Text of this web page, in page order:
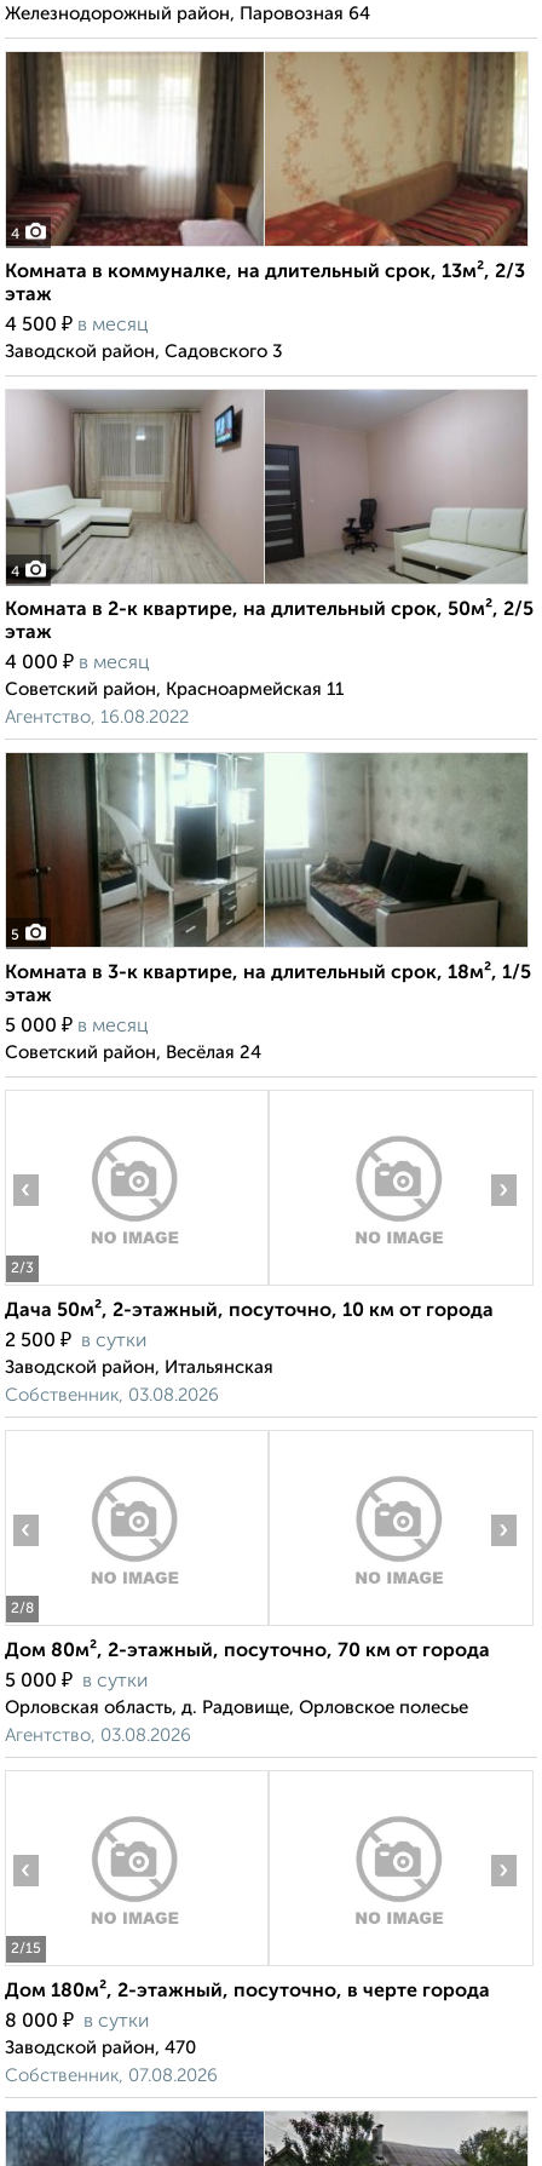
Железнодорожный район, Паровозная 64
4
Комната в коммуналке, на длительный срок, 13м², 2/3
этаж
4 500 ₽ в месяц
Заводской район, Садовского 3
4
Комната в 2-к квартире, на длительный срок, 50м², 2/5
этаж
4 000 ₽ в месяц
Советский район, Красноармейская 11
Агентство, 16.08.2022
5
Комната в 3-к квартире, на длительный срок, 18м², 1/5
этаж
5 000 ₽ в месяц
Советский район, Весёлая 24
2/3
‹ ›
Дача 50м², 2-этажный, посуточно, 10 км от города
2 500 ₽ в сутки
Заводской район, Итальянская
Собственник, 03.08.2026
2/8
‹ ›
Дом 80м², 2-этажный, посуточно, 70 км от города
5 000 ₽ в сутки
Орловская область, д. Радовище, Орловское полесье
Агентство, 03.08.2026
2/15
‹ ›
Дом 180м², 2-этажный, посуточно, в черте города
8 000 ₽ в сутки
Заводской район, 470
Собственник, 07.08.2026